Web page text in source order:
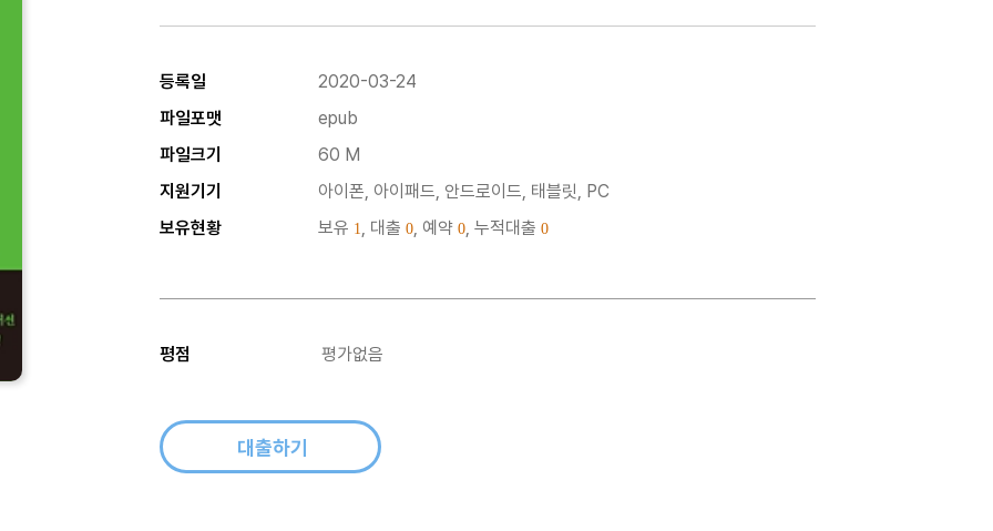
등록일
2020-03-24
파일포맷
epub
파일크기
60 M
지원기기
아이폰, 아이패드, 안드로이드, 태블릿, PC
보유현황
보유 1, 대출 0, 예약 0, 누적대출 0
평점 평가없음
대출하기